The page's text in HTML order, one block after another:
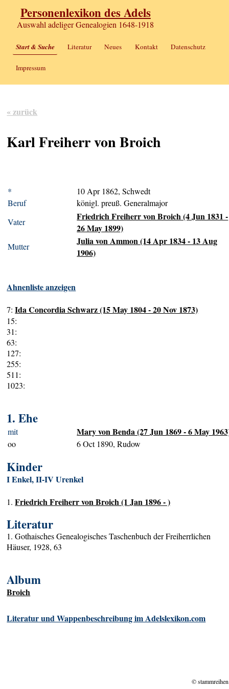
Personenlexikon des Adels
Auswahl adeliger Genealogien 1648-1918
Start & Suche Literatur Neues Kontakt Datenschutz
Impressum
« zurück
Karl Freiherr von Broich
*
10 Apr 1862, Schwedt
Beruf
königl. preuß. Generalmajor
Vater
Friedrich Freiherr von Broich (4 Jun 1831 -
26 May 1899)
Mutter
Julia von Ammon (14 Apr 1834 - 13 Aug
1906)
Ahnenliste anzeigen
7:Ida Concordia Schwarz (15 May 1804 - 20 Nov 1873)
15:
31:
63:
127:
255:
511:
1023:
1. Ehe
mit Mary von Benda (27 Jun 1869 - 6 May
oo 6 Oct 1890, Rudow
Kinder
I Enkel, II-IV Urenkel
1.Friedrich Freiherr von Broich (1 Jan 1896 - )
Literatur
1. Gothaisches Genealogisches Taschenbuch der Freiherrlichen
Häuser, 1928, 63
Album
Broich
Literatur und Wappenbeschreibung im Adelslexikon.com
©